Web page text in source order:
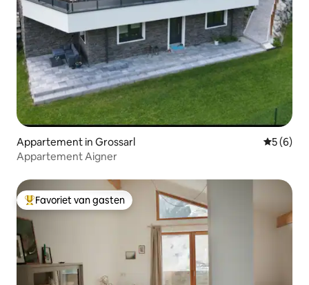
Appartement in Grossarl
5 (6)
Appartement Aigner
Topfavoriet van gasten
Favoriet van gasten